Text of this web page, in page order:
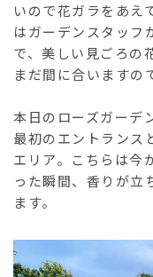
いので花ガラをあえ
はガーデンスタッフ
で、美しい見ごろの
まだ間に合いますの
本日のローズガーデ
最初のエントランス
エリア。こちらは今
った瞬間、香りが立
ます。